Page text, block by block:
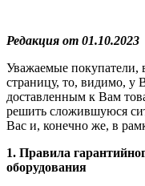
Редакция от 01.10.2023
Уважаемые покупатели,
страницу, то, видимо, у
доставленным к Вам
решить сложившуюся
Вас и, конечно же, в
1. Правила
оборудования